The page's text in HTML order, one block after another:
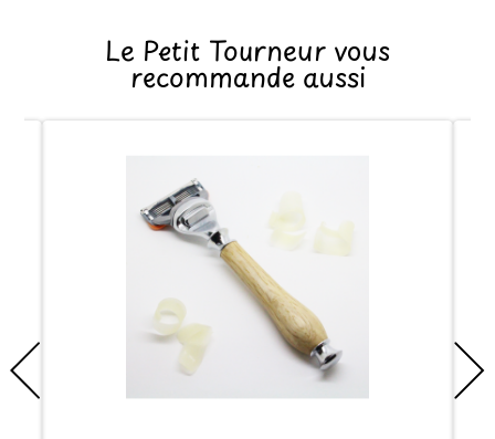
Le Petit Tourneur vous
recommande aussi